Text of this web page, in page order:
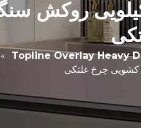
کشویی آویز کمد بسته نرم سه
»
چرخ غلتکی